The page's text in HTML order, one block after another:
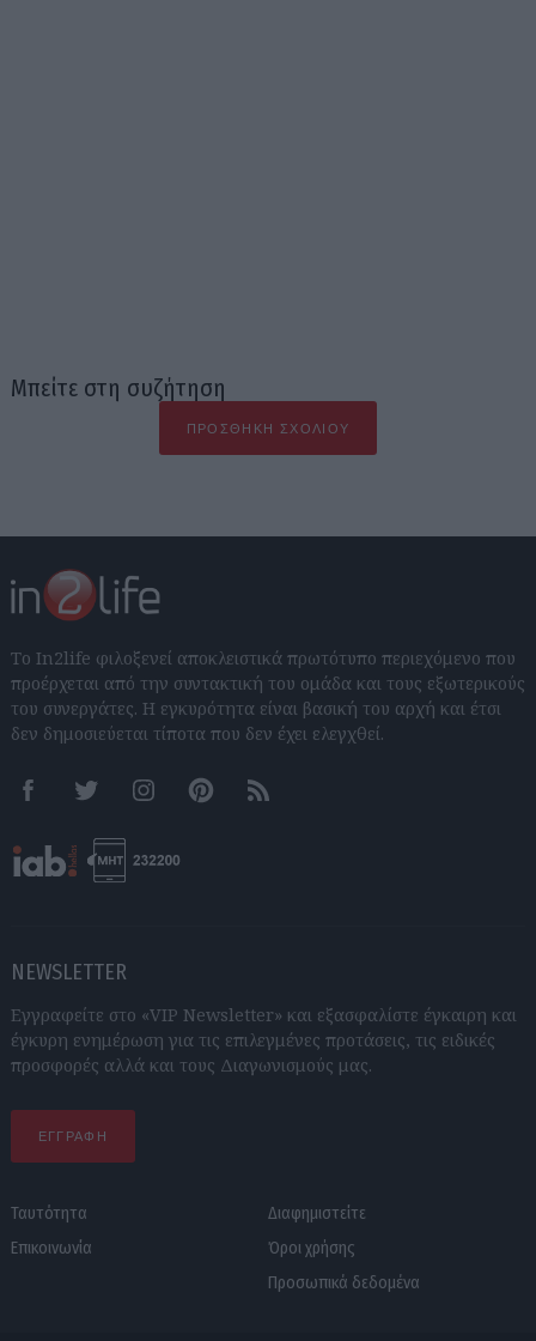
Μπείτε στη συζήτηση
ΠΡΟΣΘΉΚΗ ΣΧΟΛΊΟΥ
Το In2life φιλοξενεί αποκλειστικά πρωτότυπο περιεχόμενο που
προέρχεται από την συντακτική του ομάδα και τους εξωτερικούς
του συνεργάτες. Η εγκυρότητα είναι βασική του αρχή και έτσι
δεν δημοσιεύεται τίποτα που δεν έχει ελεγχθεί.
FacebookTwitter InstagramPinterestRSS feeds
NEWSLETTER
Εγγραφείτε στο «VIP Newsletter» και εξασφαλίστε έγκαιρη και
έγκυρη ενημέρωση για τις επιλεγμένες προτάσεις, τις ειδικές
προσφορές αλλά και τους Διαγωνισμούς μας.
ΕΓΓΡΑΦΗ
Ταυτότητα
Επικοινωνία
Διαφημιστείτε
Όροι χρήσης
Προσωπικά δεδομένα